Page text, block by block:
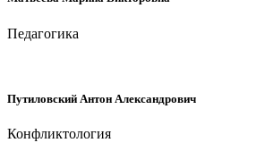
Педагогика
Путиловский Антон Александрович
Конфликтология